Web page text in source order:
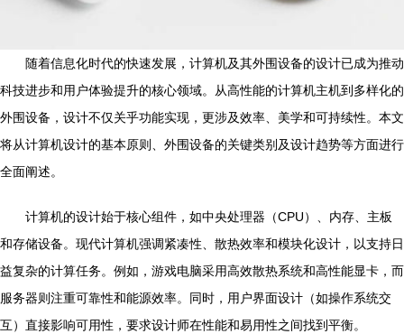
随着信息化时代的快速发展，计算机及其外围设备的设计已成为推动
科技进步和用户体验提升的核心领域。从高性能的计算机主机到多样化的
外围设备，设计不仅关乎功能实现，更涉及效率、美学和可持续性。本文
将从计算机设计的基本原则、外围设备的关键类别及设计趋势等方面进行
全面阐述。
计算机的设计始于核心组件，如中央处理器（CPU）、内存、主板
和存储设备。现代计算机强调紧凑性、散热效率和模块化设计，以支持日
益复杂的计算任务。例如，游戏电脑采用高效散热系统和高性能显卡，而
服务器则注重可靠性和能源效率。同时，用户界面设计（如操作系统交
互）直接影响可用性，要求设计师在性能和易用性之间找到平衡。